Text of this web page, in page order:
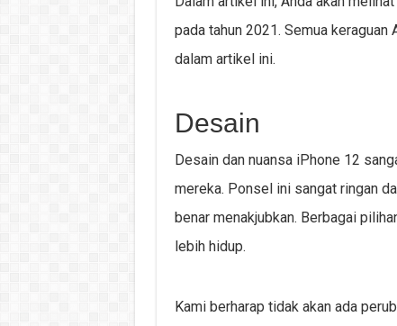
pada tahun 2021. Semua
dalam artikel ini.
Desain
Desain dan nuansa iPhone 12
mereka. Ponsel ini sangat ringan
benar menakjubkan. Berbagai
lebih hidup.
Kami berharap tidak akan ada